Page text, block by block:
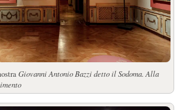
Giovanni Antonio Bazzi detto il Sodoma. Alla